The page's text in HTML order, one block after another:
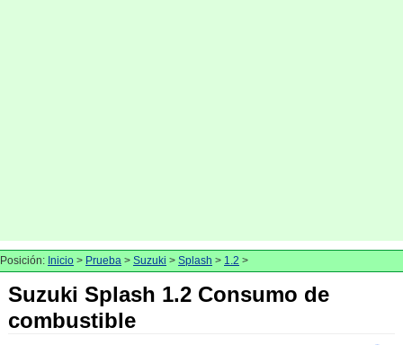
Posición: Inicio > Prueba > Suzuki > Splash > 1.2 >
Suzuki Splash 1.2 Consumo de
combustible